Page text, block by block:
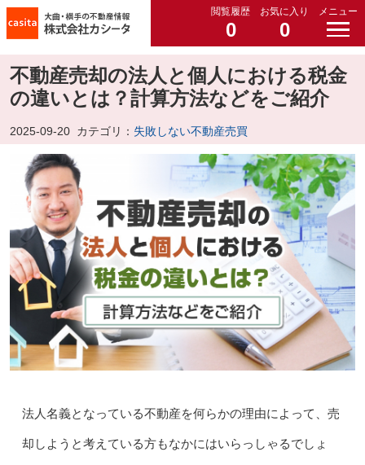
閲覧履歴
0
お気に入り
0
メニュー
不動産売却の法人と個人における税金
の違いとは？計算方法などをご紹介
2025-09-20 カテゴリ： 失敗しない不動産売買
法人名義となっている不動産を何らかの理由によって、売
却しようと考えている方もなかにはいらっしゃるでしょ